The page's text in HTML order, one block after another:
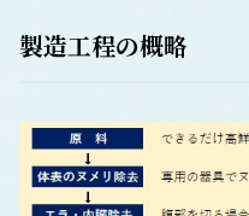
製造工程の概略